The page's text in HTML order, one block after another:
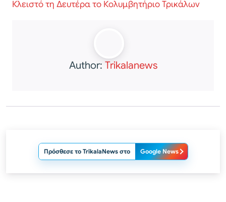
Κλειστό τη Δευτέρα το Κολυμβητήριο Τρικάλων
Author: Trikalanews
Πρόσθεσε το TrikalaNews στο Google News